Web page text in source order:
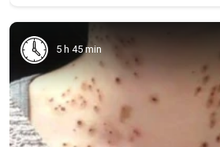
5 h 45 min